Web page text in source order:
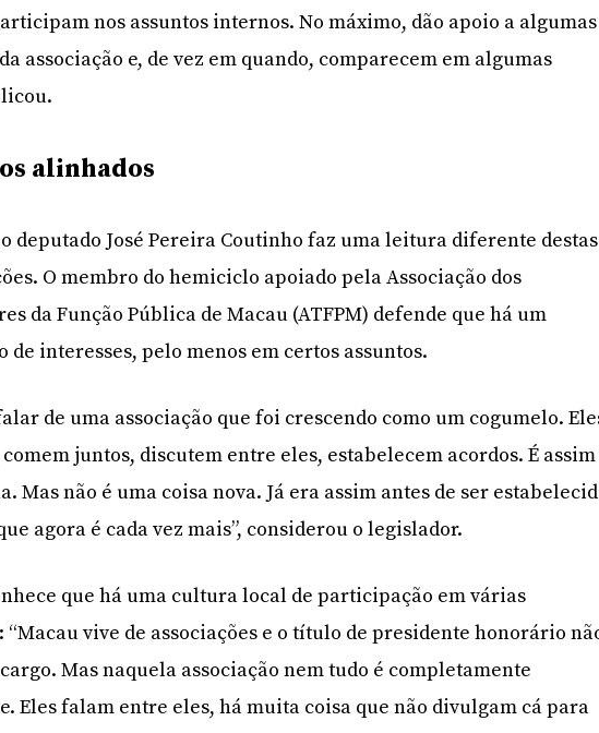
nos assuntos internos. No máximo, dão apoio a algumas
associação e, de vez em quando, comparecem em algumas
alinhados
deputado José Pereira Coutinho faz uma leitura diferente destas
O membro do hemiciclo apoiado pela Associação dos
da Função Pública de Macau (ATFPM) defende que há um
de interesses, pelo menos em certos assuntos.
de uma associação que foi crescendo como um cogumelo.
juntos, discutem entre eles, estabelecem acordos. É assim
Mas não é uma coisa nova. Já era assim antes de ser
agora é cada vez mais”, considerou o legislador.
que há uma cultura local de participação em várias
“Macau vive de associações e o título de presidente honorário
Mas naquela associação nem tudo é completamente
Eles falam entre eles, há muita coisa que não divulgam cá para